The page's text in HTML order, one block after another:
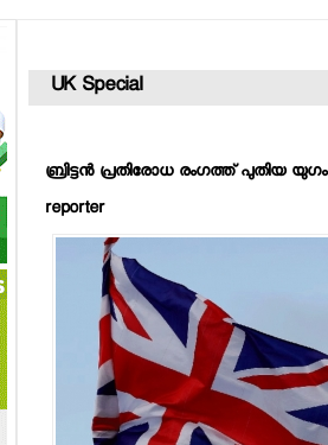
UK Special
ബ്രിട്ടന്‍ പ്രതിരോധ രംഗത്ത് പുതിയ
reporter